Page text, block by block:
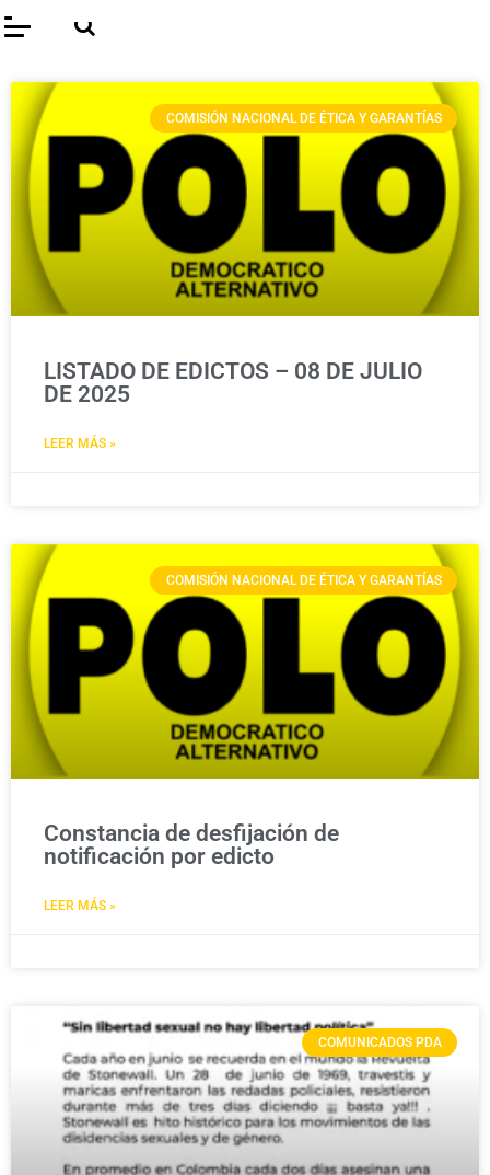
COMISIÓN NACIONAL DE ÉTICA Y GARANTÍAS
LISTADO DE EDICTOS – 08 DE JULIO
DE 2025
LEER MÁS »
COMISIÓN NACIONAL DE ÉTICA Y GARANTÍAS
Constancia de desfijación de
notificación por edicto
LEER MÁS »
COMUNICADOS PDA